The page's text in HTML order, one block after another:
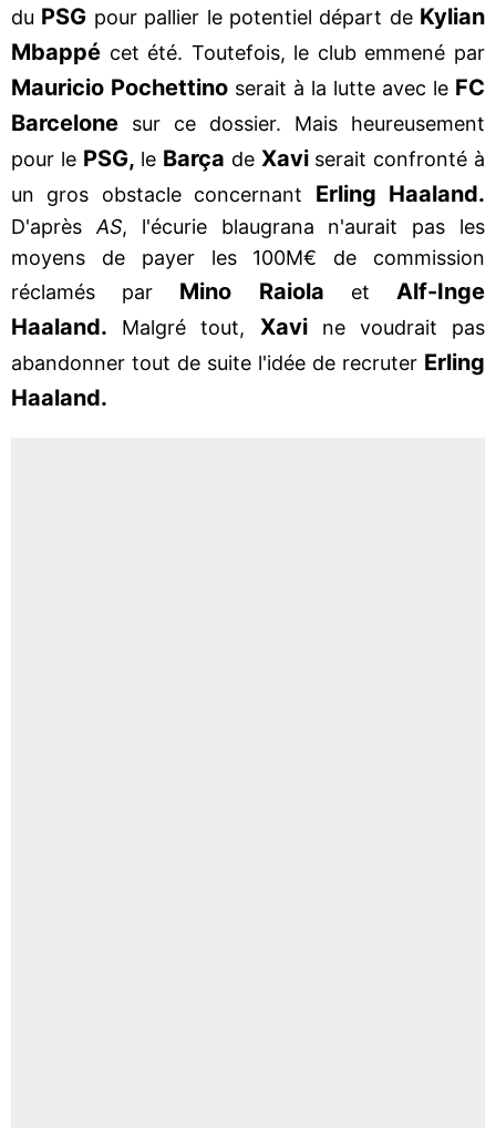
du PSG pour pallier le potentiel départ de Kylian
Mbappé cet été. Toutefois, le club emmené par
Mauricio Pochettino serait à la lutte avec le FC
Barcelone sur ce dossier. Mais heureusement
pour le PSG, le Barça de Xaviserait confronté à
un gros obstacle concernant Erling Haaland.
D'après AS, l'écurie blaugrana n'aurait pas les
moyens de payer les 100M€ de commission
réclamés par Mino Raiola et Alf-Inge
Haaland. Malgré tout, Xavine voudrait pas
abandonner tout de suite l'idée de recruter Erling
Haaland.